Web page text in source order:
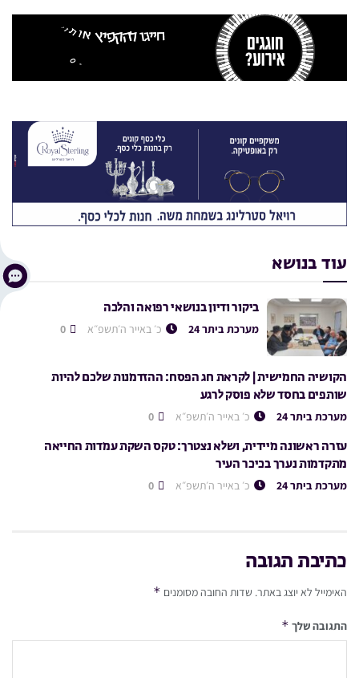
עוד בנושא
ביקור ודיון בנושאי רפואה והלכה
מערכת ביתר 24 כ׳ באייר ה׳תשפ״א
הקושיה החמישית | לקראת חג הפסח: ההזדמנות שלכם להיות
שותפים בחסד שלא פוסק לרגע
מערכת ביתר 24 כ׳ באייר ה׳תשפ״א
עזרה ראשונה מיידית, ושלא נצטרך: טקס השקת עמדות החייאה
מתקדמות נערך בכיכר העיר
מערכת ביתר 24 כ׳ באייר ה׳תשפ״א
כתיבת תגובה
האימייל לא יוצג באתר. שדות החובה מסומנים *
התגובה שלך *